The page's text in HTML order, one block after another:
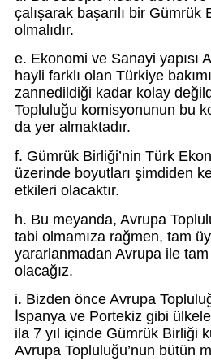
çalışarak başarılı bir
olmalıdır.
e. Ekonomi ve Sanayi yapısı
hayli farklı olan Türkiye
zannedildiği kadar kolay
Topluluğu komisyonunun bu
da yer almaktadır.
f. Gümrük Birliği’nin Türk
üzerinde boyutları şimdiden
etkileri olacaktır.
h. Bu meyanda, Avrupa
tabi olmamıza rağmen, tam
yararlanmadan Avrupa ile
olacağız.
i. Bizden önce Avrupa
İspanya ve Portekiz gibi
ila 7 yıl içinde Gümrük Birliği
Avrupa Topluluğu’nun bütün